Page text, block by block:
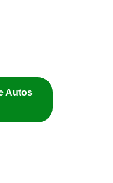
Autos